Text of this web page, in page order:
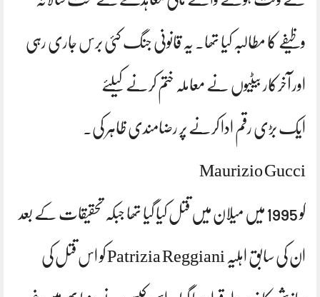
وظیفے کا مطالبہ کیا تھا۔ یہ قانونی جنگ کئی برس جاری رہی
اور آخرکار بیٹیوں نے معاملہ ختم کرنے کیلئے
ایک بڑی رقم ادا کرنے پر رضامندی ظاہر کی۔
Maurizio Gucci
کو 1995 میں میلان میں قتل کیا گیا تھا جبکہ تحقیقات کے بعد
ان کی سابق اہلیہ Patrizia Reggiani کو اس قتل کی